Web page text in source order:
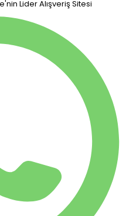
Lider Alışveriş Sitesi